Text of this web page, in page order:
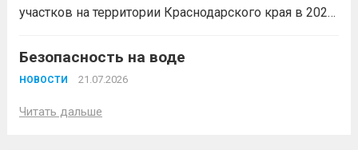
участков на территории Краснодарского края в 2026
замечаний к нему (скачать)
Безопасность на воде
НОВОСТИ 21.07.2026
Читать дальше